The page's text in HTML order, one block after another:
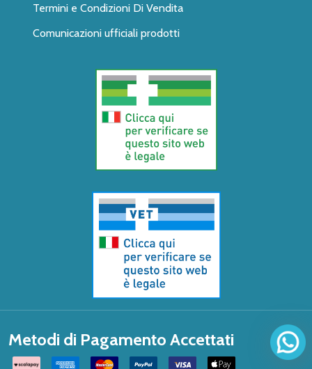
Termini e Condizioni Di Vendita
Comunicazioni ufficiali prodotti
Metodi di Pagamento Accettati